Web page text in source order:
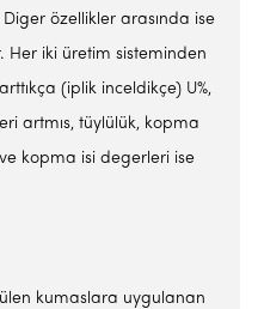
özellikler arasında ise
Her iki üretim sisteminden
(iplik inceldikçe) U%,
artmıs, tüylülük, kopma
kopma isi degerleri ise
kumaslara uygulanan